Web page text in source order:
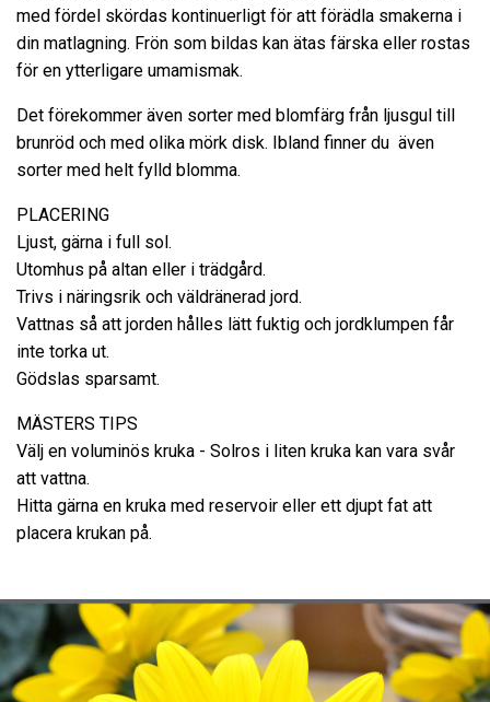
med fördel skördas kontinuerligt för att förädla smakerna i
din matlagning. Frön som bildas kan ätas färska eller rostas
för en ytterligare umamismak.
Det förekommer även sorter med blomfärg från ljusgul till
brunröd och med olika mörk disk. Ibland finner du även
sorter med helt fylld blomma.
PLACERING
Ljust, gärna i full sol.
Utomhus på altan eller i trädgård.
Trivs i näringsrik och väldränerad jord.
Vattnas så att jorden hålles lätt fuktig och jordklumpen får
inte torka ut.
Gödslas sparsamt.
MÄSTERS TIPS
Välj en voluminös kruka - Solros i liten kruka kan vara svår
att vattna.
Hitta gärna en kruka med reservoir eller ett djupt fat att
placera krukan på.